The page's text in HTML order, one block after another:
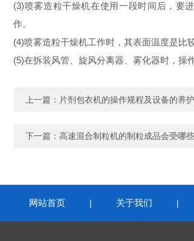
(3)喷雾造粒干燥机在使用一段时间后，要
作。
(4)喷雾造粒干燥机工作时，其表面温度是
(5)在拆装风管、旋风分离器、雾化器时，操
上一篇： 片剂包衣机的操作规程及设备的养护
下一篇： 高速混合制粒机的制粒成品会受哪
网站首页 | 关于我们 |